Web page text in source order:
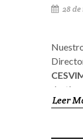
28
Leer